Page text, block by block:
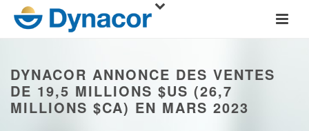
DYNACOR ANNONCE DES VENTES
DE 19,5 MILLIONS $US (26,7
MILLIONS $CA) EN MARS 2023